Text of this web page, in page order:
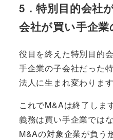
5．特別目的会社
会社が買い手企
役目を終えた特別目的
手企業の子会社だった
法人に生まれ変わります
これでM&Aは終了しま
義務は買い手企業では
M&Aの対象企業が負う